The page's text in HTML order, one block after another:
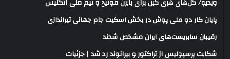
ویدیو/ گل‌های هری‌ کین برای بایرن مونیخ و تیم ملی انگلیس
پایان کار دو ملی پوش در بخش اسکیت جام جهانی تیراندازی
رقیبان سابریست‌های ایران مشخص شدند
شکایت پرسپولیس از تراکتور و بیرانوند رد شد | جزئیات